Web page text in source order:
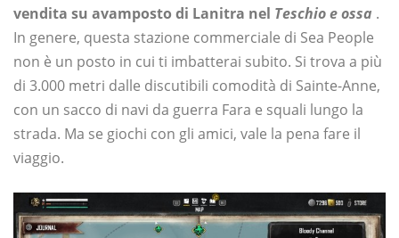
vendita su avamposto di Lanitra nel Teschio e ossa .
In genere, questa stazione commerciale di Sea People
non è un posto in cui ti imbatterai subito. Si trova a più
di 3.000 metri dalle discutibili comodità di Sainte-Anne,
con un sacco di navi da guerra Fara e squali lungo la
strada. Ma se giochi con gli amici, vale la pena fare il
viaggio.